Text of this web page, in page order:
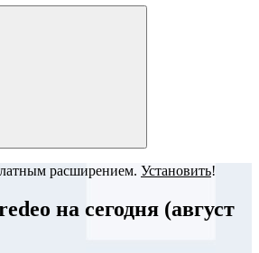
расширением. Установить!
на сегодня (август